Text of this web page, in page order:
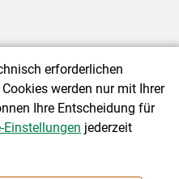
|Barrierefreiheit|
erforderlichen
werden nur mit Ihrer
Ihre Entscheidung für
Einstellungen jederzeit